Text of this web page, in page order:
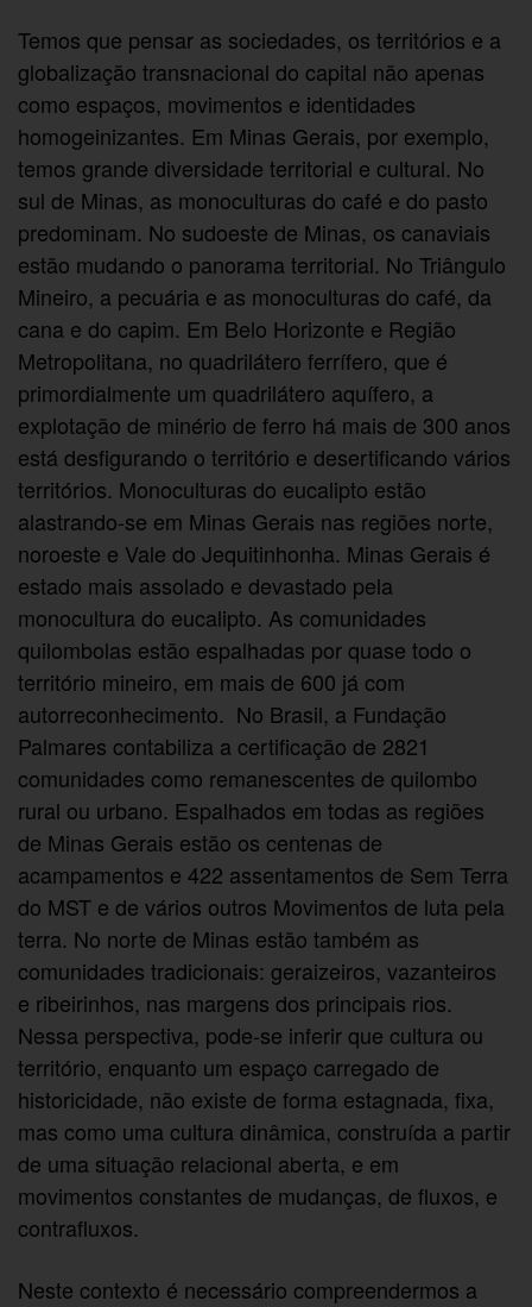
Temos que pensar as sociedades, os territórios e a
globalização transnacional do capital não apenas
como espaços, movimentos e identidades
homogeinizantes. Em Minas Gerais, por exemplo,
temos grande diversidade territorial e cultural. No
sul de Minas, as monoculturas do café e do pasto
predominam. No sudoeste de Minas, os canaviais
estão mudando o panorama territorial. No Triângulo
Mineiro, a pecuária e as monoculturas do café, da
cana e do capim. Em Belo Horizonte e Região
Metropolitana, no quadrilátero ferrífero, que é
primordialmente um quadrilátero aquífero, a
explotação de minério de ferro há mais de 300 anos
está desfigurando o território e desertificando vários
territórios. Monoculturas do eucalipto estão
alastrando-se em Minas Gerais nas regiões norte,
noroeste e Vale do Jequitinhonha. Minas Gerais é
estado mais assolado e devastado pela
monocultura do eucalipto. As comunidades
quilombolas estão espalhadas por quase todo o
território mineiro, em mais de 600 já com
autorreconhecimento. No Brasil, a Fundação
Palmares contabiliza a certificação de 2821
comunidades como remanescentes de quilombo
rural ou urbano. Espalhados em todas as regiões
de Minas Gerais estão os centenas de
acampamentos e 422 assentamentos de Sem Terra
do MST e de vários outros Movimentos de luta pela
terra. No norte de Minas estão também as
comunidades tradicionais: geraizeiros, vazanteiros
e ribeirinhos, nas margens dos principais rios.
Nessa perspectiva, pode-se inferir que cultura ou
território, enquanto um espaço carregado de
historicidade, não existe de forma estagnada, fixa,
mas como uma cultura dinâmica, construída a partir
de uma situação relacional aberta, e em
movimentos constantes de mudanças, de fluxos, e
contrafluxos.
Neste contexto é necessário compreendermos a